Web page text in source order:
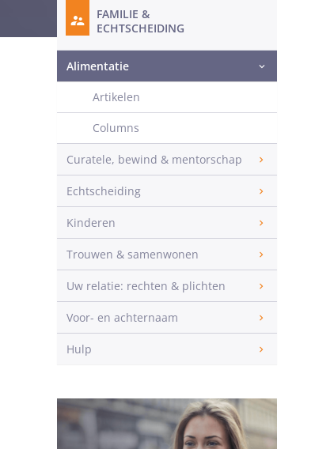
FAMILIE &
ECHTSCHEIDING
Alimentatie
Artikelen
Columns
Curatele, bewind & mentorschap
Echtscheiding
Kinderen
Trouwen & samenwonen
Uw relatie: rechten & plichten
Voor- en achternaam
Hulp